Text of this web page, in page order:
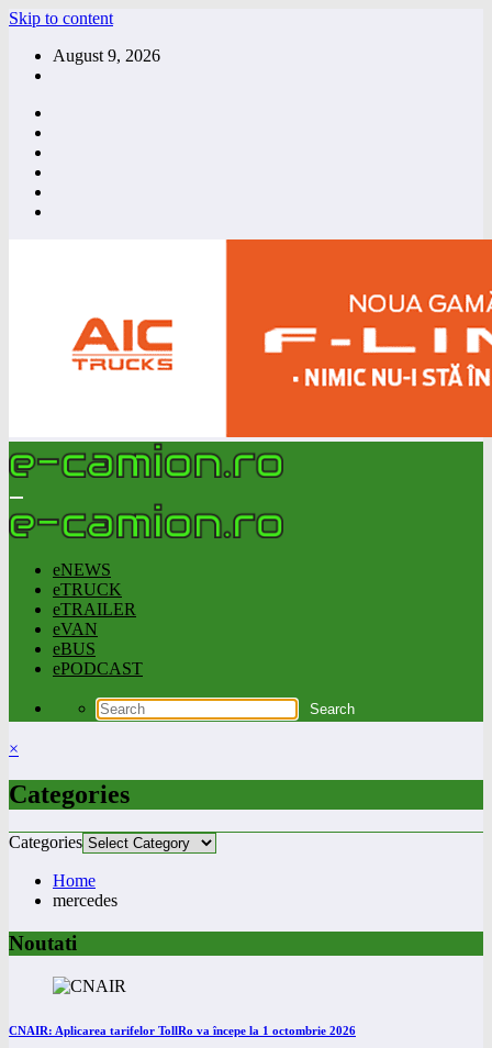
Skip to content
August 9, 2026
eNEWS
eTRUCK
eTRAILER
eVAN
eBUS
ePODCAST
×
Categories
Categories
Home
mercedes
Noutati
CNAIR: Aplicarea tarifelor TollRo va începe la 1 octombrie 2026